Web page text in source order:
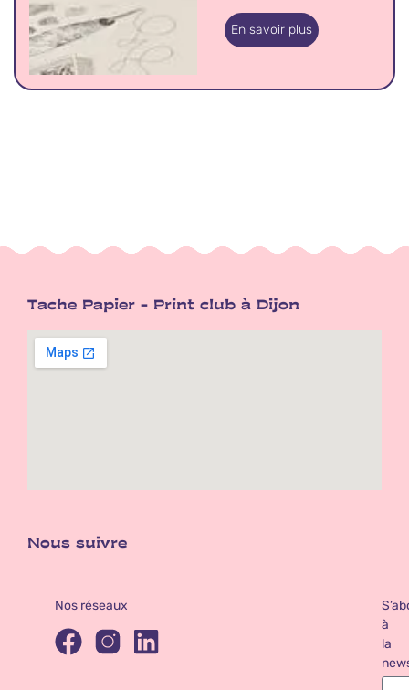
En savoir plus
Tache Papier - Print club à Dijon
Nous suivre
Nos réseaux
à
la